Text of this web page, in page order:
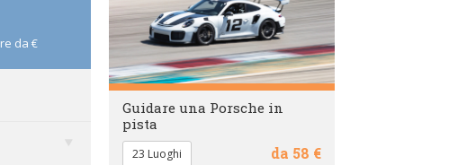
salute
fantasia
Family
Pernottamenti
da€
Guidare una Porsche in
pista
da 58 €
23 Luoghi